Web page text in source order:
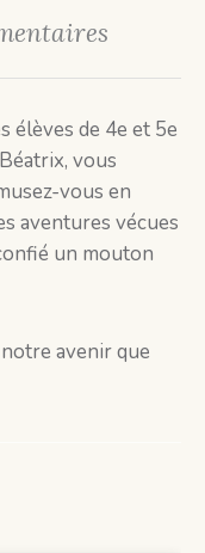
élèves de 4e et 5e
vous
vous en
aventures vécues
un mouton
avenir que